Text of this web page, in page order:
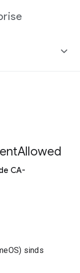
Allowed
CA-
sinds